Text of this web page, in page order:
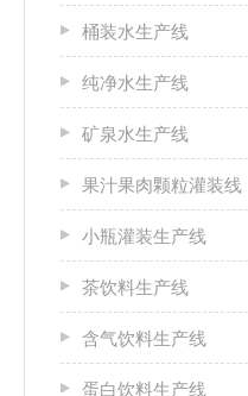
桶装水生产线
纯净水生产线
矿泉水生产线
果汁果肉颗粒灌装线
小瓶灌装生产线
茶饮料生产线
含气饮料生产线
蛋白饮料生产线